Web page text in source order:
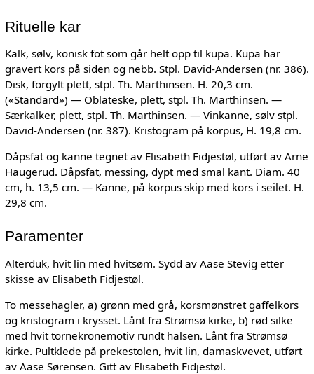
Rituelle kar
Kalk, sølv, konisk fot som går helt opp til kupa. Kupa har
gravert kors på siden og nebb. Stpl. David-Andersen (nr. 386).
Disk, forgylt plett, stpl. Th. Marthinsen. H. 20,3 cm.
(«Standard») — Oblateske, plett, stpl. Th. Marthinsen. —
Særkalker, plett, stpl. Th. Marthinsen. — Vinkanne, sølv stpl.
David-Andersen (nr. 387). Kristogram på korpus, H. 19,8 cm.
Dåpsfat og kanne tegnet av Elisabeth Fidjestøl, utført av Arne
Haugerud. Dåpsfat, messing, dypt med smal kant. Diam. 40
cm, h. 13,5 cm. — Kanne, på korpus skip med kors i seilet. H.
29,8 cm.
Paramenter
Alterduk, hvit lin med hvitsøm. Sydd av Aase Stevig etter
skisse av Elisabeth Fidjestøl.
To messehagler, a) grønn med grå, korsmønstret gaffelkors
og kristogram i krysset. Lånt fra Strømsø kirke, b) rød silke
med hvit tornekronemotiv rundt halsen. Lånt fra Strømsø
kirke. Pultklede på prekestolen, hvit lin, damaskvevet, utført
av Aase Sørensen. Gitt av Elisabeth Fidjestøl.